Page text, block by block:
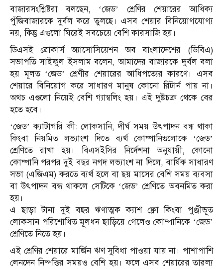
বাজারসংশ্লিষ্টরা বলছেন, ‘জেড’ শ্রেণির শেয়ারের আধিক্য
পুঁজিবাজারকে দুর্বল করে তুলছে। এসব শেয়ার বিনিয়োগযোগ্য
নয়, কিন্তু এগুলো ঘিরেই সবচেয়ে বেশি কারসাজি হয়।
ডিএসই ব্রোকার্স অ্যাসোসিয়েশন অব বাংলাদেশের (ডিবিএ)
সভাপতি সাইফুল ইসলাম বলেন, আমাদের বাজারকে দুর্বল বলা
হয় মূলত ‘জেড’ শ্রেণীর শেয়ারের আধিপত্যের কারণে। এসব
শেয়ারে বিনিয়োগ করে সাধারণ মানুষ কোনো রিটার্ন পায় না।
অথচ এগুলো নিয়েই বেশি গ্যাম্বলিং হয়। এই দুষ্টচক্র থেকে বের
হতে হবে।
‘জেড’ ক্যাটাগরি কী: লোকসানি, দীর্ঘ সময় উৎপাদন বন্ধ থাকা
কিংবা নিয়মিত লভ্যাংশ দিতে ব্যর্থ কোম্পানিগুলোকে ‘জেড’
শ্রেণিতে রাখা হয়। বিএসইসির নির্দেশনা অনুযায়ী, কোনো
কোম্পানি পরপর দুই বছর নগদ লভ্যাংশ না দিলে, বার্ষিক সাধারণ
সভা (এজিএম) করতে ব্যর্থ হলে বা ছয় মাসের বেশি সময় ব্যবসা
বা উৎপাদন বন্ধ থাকলে সেটিকে ‘জেড’ শ্রেণিতে অবনমিত করা
হয়।
এ ছাড়া টানা দুই বছর ঋণাত্মক ক্যাশ ফ্লো কিংবা পুঞ্জীভূত
লোকসান পরিশোধিত মূলধন ছাড়িয়ে গেলেও কোম্পানিকে ‘জেড’
শ্রেণিতে নিতে হয়।
এই শ্রেণির শেয়ারে মার্জিন ঋণ সুবিধা পাওয়া যায় না। পাশাপাশি
লেনদেন নিষ্পত্তির সময়ও বেশি হয়। ফলে এসব শেয়ারের তারল্য